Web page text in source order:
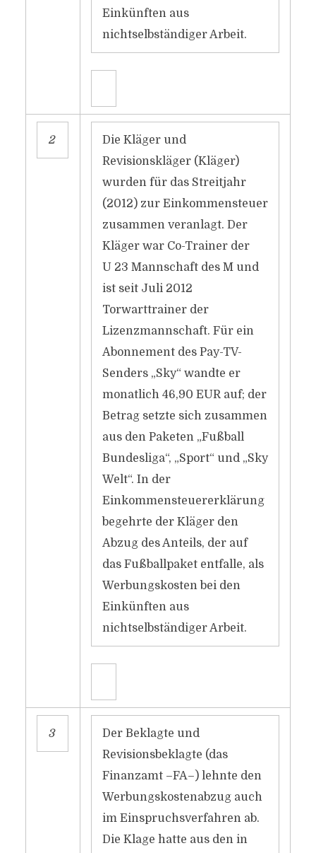
Einkünften aus
nichtselbständiger Arbeit.
2
Die Kläger und
Revisionskläger (Kläger)
wurden für das Streitjahr
(2012) zur Einkommensteuer
zusammen veranlagt. Der
Kläger war Co-Trainer der
U 23 Mannschaft des M und
ist seit Juli 2012
Torwarttrainer der
Lizenzmannschaft. Für ein
Abonnement des Pay-TV-
Senders „Sky“ wandte er
monatlich 46,90 EUR auf; der
Betrag setzte sich zusammen
aus den Paketen „Fußball
Bundesliga“, „Sport“ und „Sky
Welt“. In der
Einkommensteuererklärung
begehrte der Kläger den
Abzug des Anteils, der auf
das Fußballpaket entfalle, als
Werbungskosten bei den
Einkünften aus
nichtselbständiger Arbeit.
3
Der Beklagte und
Revisionsbeklagte (das
Finanzamt –FA–) lehnte den
Werbungskostenabzug auch
im Einspruchsverfahren ab.
Die Klage hatte aus den in